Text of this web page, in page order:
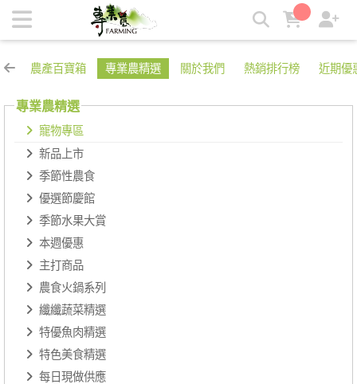
寵物專區 | 專業農
農產百寶箱 專業農精選 關於我們 熱銷排行榜 近期優
專業農精選
寵物專區
新品上市
季節性農食
優選節慶館
季節水果大賞
本週優惠
主打商品
農食火鍋系列
纖纖蔬菜精選
特優魚肉精選
特色美食精選
每日現做供應